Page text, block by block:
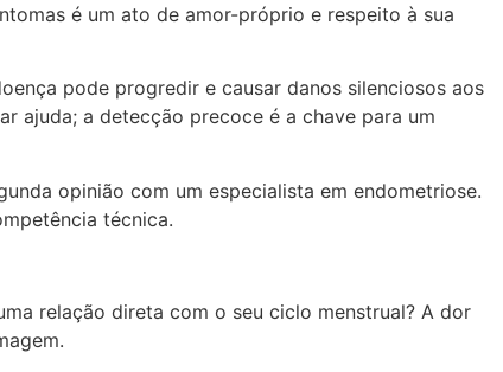
é um ato de amor-próprio e respeito à sua
pode progredir e causar danos silenciosos aos
ajuda; a detecção precoce é a chave para um
opinião com um especialista em endometriose.
técnica.
relação direta com o seu ciclo menstrual? A dor